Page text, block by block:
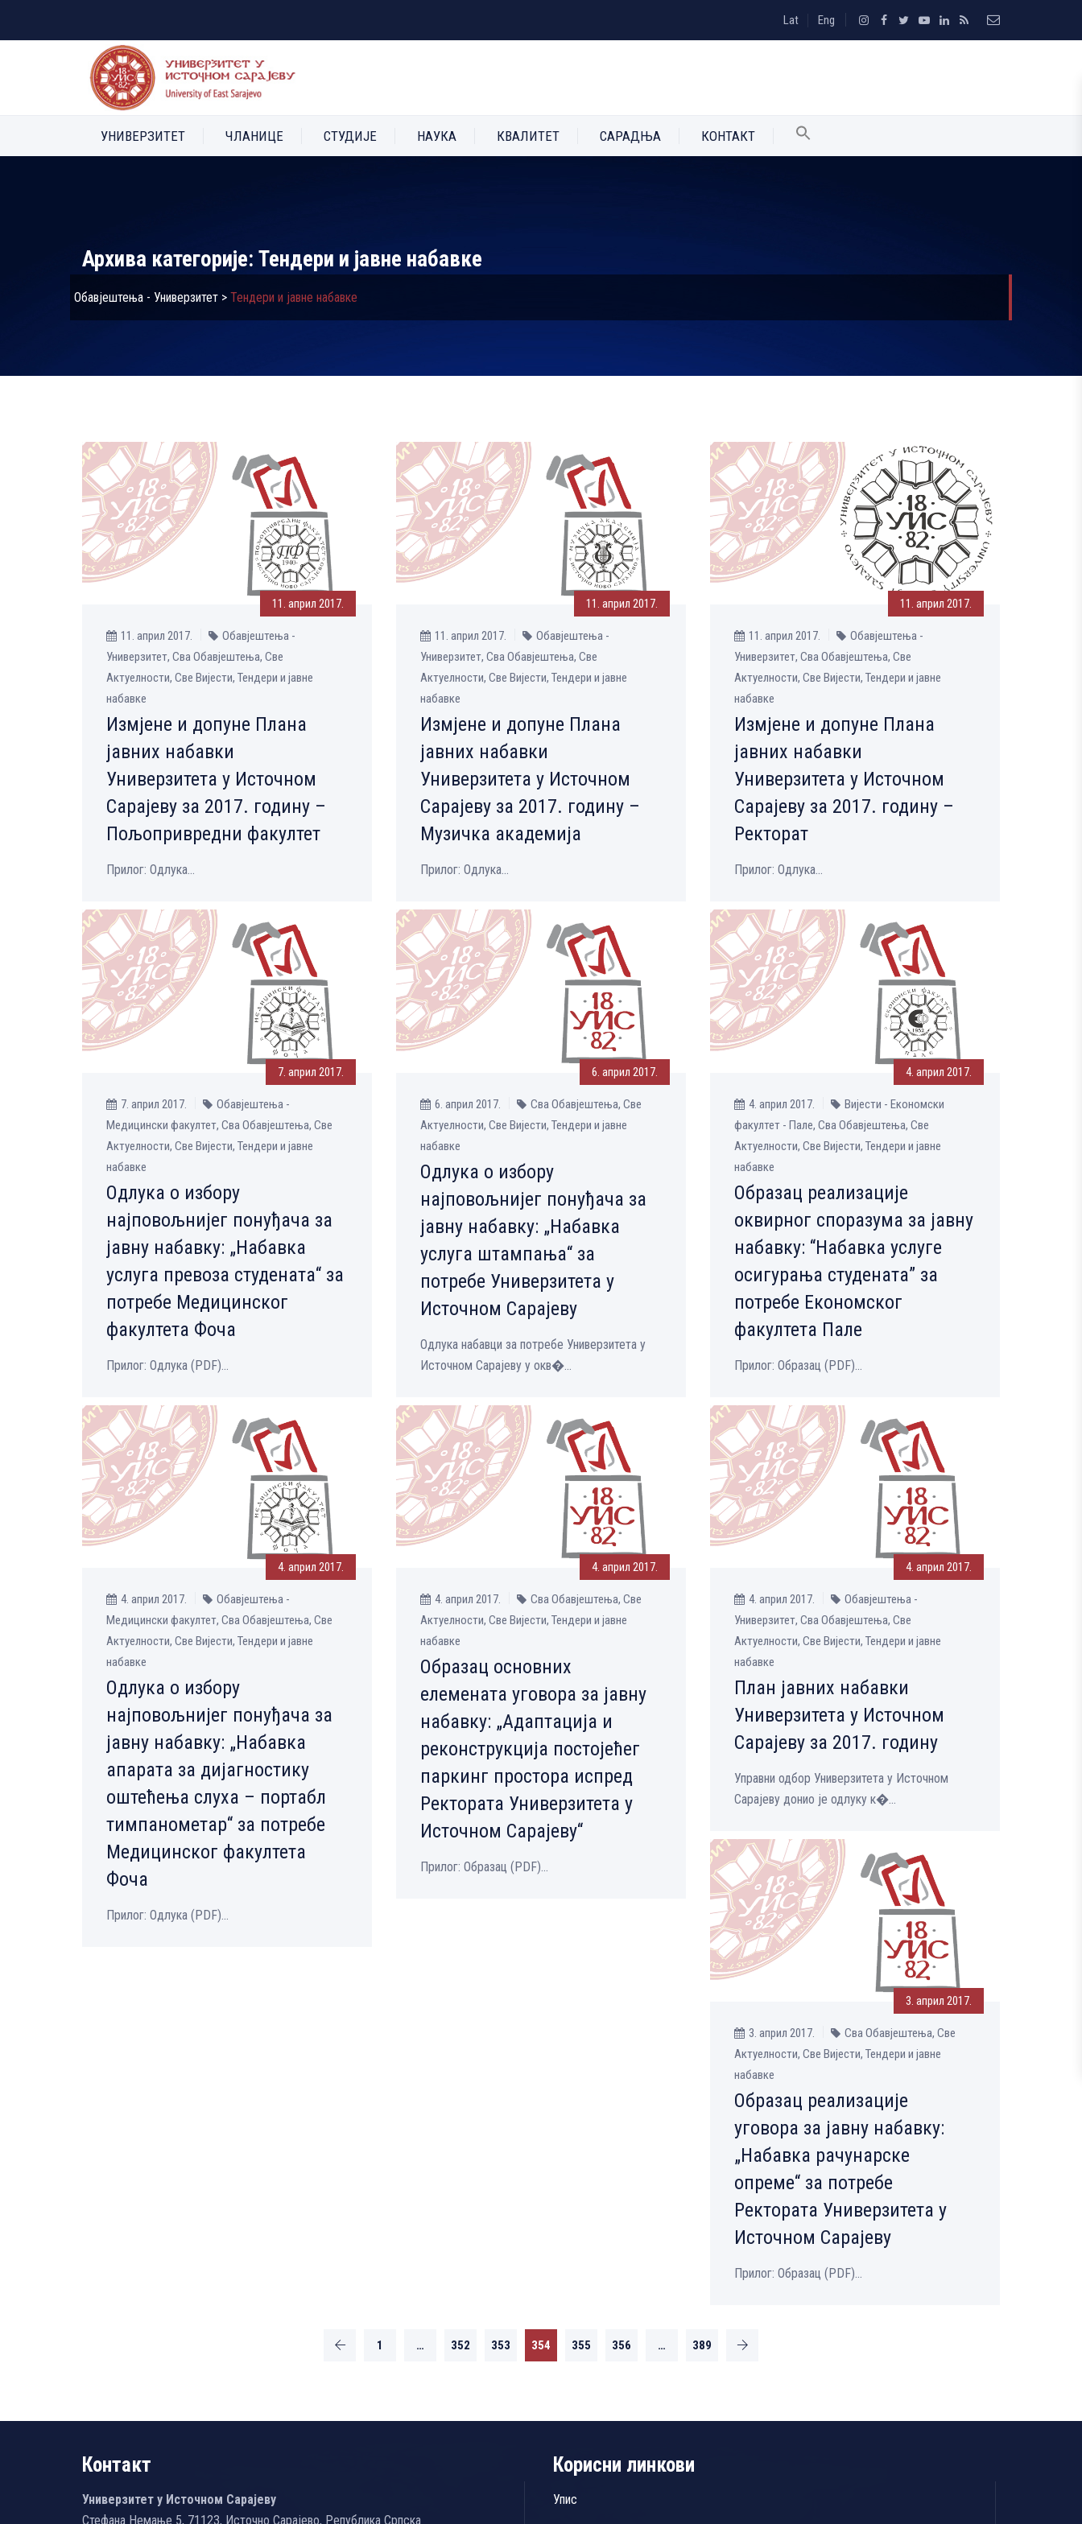
Lat Eng
УНИВЕРЗИТЕТ ЧЛАНИЦЕ СТУДИЈЕ НАУКА КВАЛИТЕТ САРАДЊА КОНТАКТ
Архива категорије: Тендери и јавне набавке
Обавјештења - Универзитет > Тендери и јавне набавке
11. април 2017.
11. април 2017.
Обавјештења -
Универзитет, Сва Обавјештења, Све
Aктуелности, Све Вијести, Тендери и јавне
набавке
Измјене и допуне Плана
јавних набавки
Универзитета у Источном
Сарајеву за 2017. годину –
Пољопривредни факултет
Прилог: Одлука...
11. април 2017.
11. април 2017.
Обавјештења -
Универзитет, Сва Обавјештења, Све
Aктуелности, Све Вијести, Тендери и јавне
набавке
Измјене и допуне Плана
јавних набавки
Универзитета у Источном
Сарајеву за 2017. годину –
Музичка академија
Прилог: Одлука...
11. април 2017.
11. април 2017.
Обавјештења -
Универзитет, Сва Обавјештења, Све
Aктуелности, Све Вијести, Тендери и јавне
набавке
Измјене и допуне Плана
јавних набавки
Универзитета у Источном
Сарајеву за 2017. годину –
Ректорат
Прилог: Одлука...
7. април 2017.
7. април 2017.
Обавјештења -
Медицински факултет, Сва Обавјештења, Све
Aктуелности, Све Вијести, Тендери и јавне
набавке
Одлука о избору
најповољнијег понуђача за
јавну набавку: „Набавка
услуга превоза студената“ за
потребе Медицинског
факултета Фоча
Прилог: Одлука (PDF)...
6. април 2017.
6. април 2017.
Сва Обавјештења, Све
Aктуелности, Све Вијести, Тендери и јавне
набавке
Одлука о избору
најповољнијег понуђача за
јавну набавку: „Набавка
услуга штампања“ за
потребе Универзитета у
Источном Сарајеву
Одлука набавци за потребе Универзитета у
Источном Сарајеву у окв�...
4. април 2017.
4. април 2017.
Вијести - Економски
факултет - Пале, Сва Обавјештења, Све
Aктуелности, Све Вијести, Тендери и јавне
набавке
Образац реализације
оквирног споразума за јавну
набавку: “Набавка услуге
осигурања студената” за
потребе Економског
факултета Пале
Прилог: Образац (PDF)...
4. април 2017.
4. април 2017.
Обавјештења -
Медицински факултет, Сва Обавјештења, Све
Aктуелности, Све Вијести, Тендери и јавне
набавке
Одлука о избору
најповољнијег понуђача за
јавну набавку: „Набавка
апарата за дијагностику
оштећења слуха – портабл
тимпанометар“ за потребе
Медицинског факултета
Фоча
Прилог: Одлука (PDF)...
4. април 2017.
4. април 2017.
Сва Обавјештења, Све
Aктуелности, Све Вијести, Тендери и јавне
набавке
Образац основних
елемената уговора за јавну
набавку: „Адаптација и
реконструкција постојећег
паркинг простора испред
Ректората Универзитета у
Источном Сарајеву“
Прилог: Образац (PDF)...
4. април 2017.
4. април 2017.
Обавјештења -
Универзитет, Сва Обавјештења, Све
Aктуелности, Све Вијести, Тендери и јавне
набавке
План јавних набавки
Универзитета у Источном
Сарајеву за 2017. годину
Управни одбор Универзитета у Источном
Сарајеву донио је одлуку к�...
3. април 2017.
3. април 2017.
Сва Обавјештења, Све
Aктуелности, Све Вијести, Тендери и јавне
набавке
Образац реализације
уговора за јавну набавку:
„Набавка рачунарске
опреме“ за потребе
Ректората Универзитета у
Источном Сарајеву
Прилог: Образац (PDF)...
1 … 352 353 354 355 356 … 389
Контакт
Универзитет у Источном Сарајеву
Стефана Немање 5, 71123, Источно Сарајево, Република Српска
Корисни линкови
Упис